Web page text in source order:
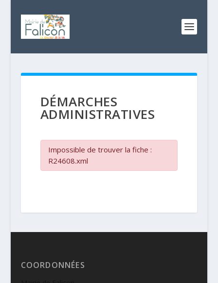
DÉMARCHES
ADMINISTRATIVES
Impossible de trouver la fiche :
R24608.xml
COORDONNÉES